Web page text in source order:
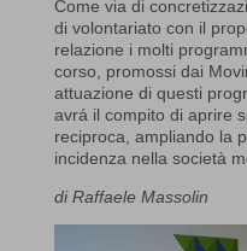
Come via di
di volontariato con il
relazione i molti
corso, promossi dai
attuazione di questi
avrá il compito di aprire
reciproca, ampliando la
incidenza nella società
di Raffaele Massolin